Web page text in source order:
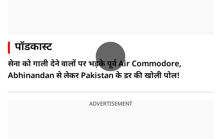
पॉडकास्ट
सेना को गाली देने वालों पर भड़के पूर्व Air Commodore,
Abhinandan से लेकर Pakistan के डर की खोली पोल!
ADVERTISEMENT